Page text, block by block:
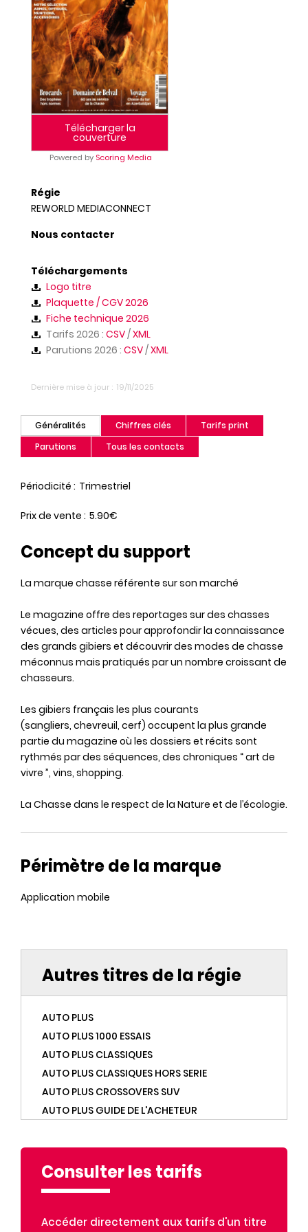
Télécharger la
couverture
Powered by Scoring Media
Régie
REWORLD MEDIACONNECT
Nous contacter
Téléchargements
Logo titre
Plaquette / CGV 2026
Fiche technique 2026
Tarifs 2026 : CSV/XML
Parutions 2026 : CSV/XML
Dernière mise à jour 19/11/2025
Généralités
(onglet
actif)
Chiffres clés
Tarifs print
Parutions
Tous les contacts
Périodicité Trimestriel
Prix de vente 5.90€
Concept du support
La marque chasse référente sur son marché
Le magazine offre des reportages sur des chasses
vécues, des articles pour approfondir la connaissance
des grands gibiers et découvrir des modes de chasse
méconnus mais pratiqués par un nombre croissant de
chasseurs.
Les gibiers français les plus courants
(sangliers, chevreuil, cerf) occupent la plus grande
partie du magazine où les dossiers et récits sont
rythmés par des séquences, des chroniques “ art de
vivre ”, vins, shopping.
La Chasse dans le respect de la Nature et de l’écologie.
Périmètre de la marque
Application mobile
Autres titres de la régie
AUTO PLUS
AUTO PLUS 1000 ESSAIS
AUTO PLUS CLASSIQUES
AUTO PLUS CLASSIQUES HORS SERIE
AUTO PLUS CROSSOVERS SUV
AUTO PLUS GUIDE DE L'ACHETEUR
AUTO PLUS OCCASIONS
AUTO PLUS VERT
BEST OF MARMITON
Consulter les tarifs
Accéder directement aux tarifs d'un titre